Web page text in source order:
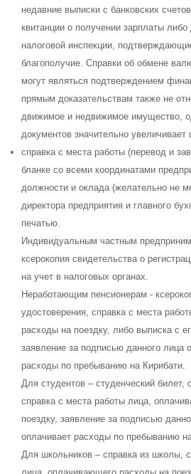
недавние выписки с банковских
квитанции о получении зарплаты
налоговой инспекции,
благополучие. Справки об обмене
могут являться подтверждением
прямым доказательствам также не
движимое и недвижимое имущество,
документов значительно
справка с места работы (перевод и
бланке со всеми координатами
должности и оклада (желательно не
директора предприятия и главного
печатью.
Индивидуальным частным
ксерокопия свидетельства о
на учет в налоговых органах.
Неработающим пенсионерам -
удостоверения, справка с места
расходы на поездку, либо выписка с
заявление за подписью данного лица
расходы по пребыванию на Кирибати.
Для студентов – студенческий билет,
справка с места работы лица,
поездку, заявление за подписью
оплачивает расходы по пребыванию
Для школьников – справка из школы,